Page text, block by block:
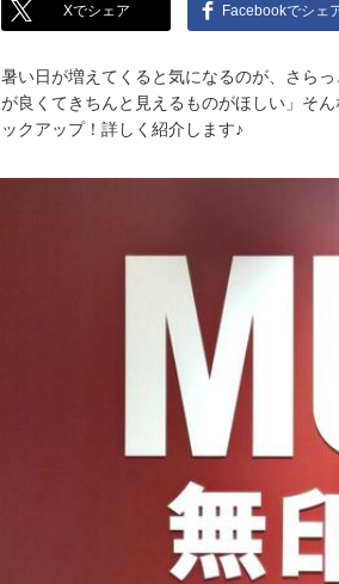
Xでシェア Facebookでシェ
暑い日が増えてくると気になるのが、さら
が良くてきちんと見えるものがほしい」そ
ックアップ！詳しく紹介します♪